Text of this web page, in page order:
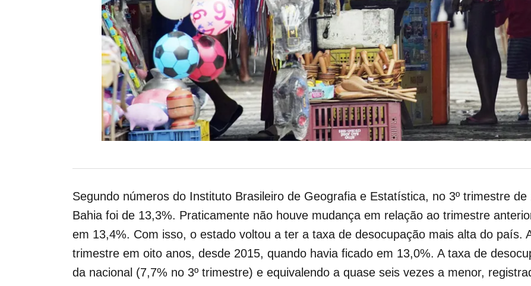
Segundo números do Instituto Brasileiro de Geografia e Estatística, no 3º trimestre
Bahia foi de 13,3%. Praticamente não houve mudança em relação ao trimestre
em 13,4%. Com isso, o estado voltou a ter a taxa de desocupação mais alta do país.
trimestre em oito anos, desde 2015, quando havia ficado em 13,0%. A taxa de
da nacional (7,7% no 3º trimestre) e equivalendo a quase seis vezes a menor,